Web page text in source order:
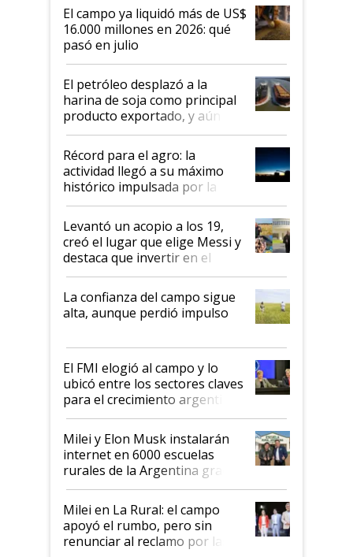
El campo ya liquidó más de US$
16.000 millones en 2026: qué
pasó en julio
El petróleo desplazó a la
harina de soja como principal
producto exportado, y aún así
el agro aportó casi seis de cada
diez dólares y sostuvo el
liderazgo en un semestre
récord
Récord para el agro: la
actividad llegó a su máximo
histórico impulsada por la
cosecha y las exportaciones
Levantó un acopio a los 19,
creó el lugar que elige Messi y
destaca que invertir en el
kirchnerismo era como "darle
plata a un hijo para droga":
Juan Félix Rossetti, el libertario
que de una dura crisis salió
de Milei
La confianza del campo sigue
alta, aunque perdió impulso
El FMI elogió al campo y lo
ubicó entre los sectores claves
para el crecimiento argentino
Milei y Elon Musk instalarán
internet en 6000 escuelas
rurales de la Argentina gracias
a un acuerdo con Starlink
Milei en La Rural: el campo
apoyó el rumbo, pero sin
renunciar al reclamo por las